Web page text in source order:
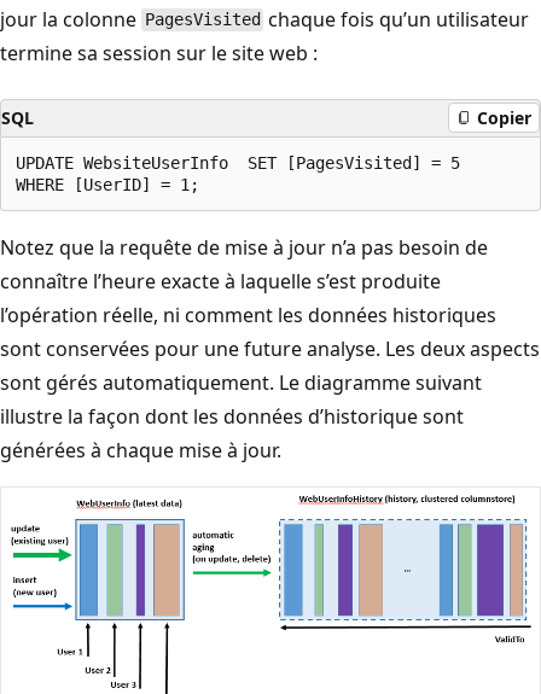
jour la colonne PagesVisited chaque fois qu’un utilisateur
termine sa session sur le site web :
SQL Copier
UPDATE WebsiteUserInfo  SET [PagesVisited] = 5
Notez que la requête de mise à jour n’a pas besoin de
connaître l’heure exacte à laquelle s’est produite
l’opération réelle, ni comment les données historiques
sont conservées pour une future analyse. Les deux aspects
sont gérés automatiquement. Le diagramme suivant
illustre la façon dont les données d’historique sont
générées à chaque mise à jour.